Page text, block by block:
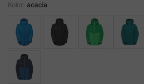
Kolor: acacia